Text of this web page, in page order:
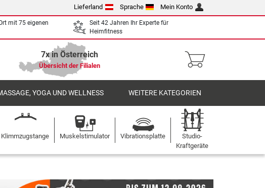
Lieferland Sprache Mein Konto
mit 75 eigenen
Seit 42 Jahren Ihr Experte für
Heimfitness
7x in Österreich
Übersicht der Filialen
YOGA UND WELLNESS WEITERE KATEGORIEN
Klimmzugstange Muskelstimulator Vibrationsplatte
Studio-
Kraftgeräte